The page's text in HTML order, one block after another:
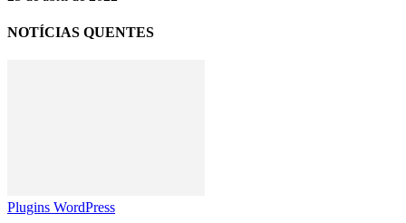
NOTÍCIAS QUENTES
Plugins WordPress